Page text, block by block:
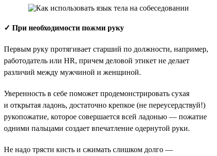
✓ При необходимости пожми руку
Первым руку протягивает старший по должности, например,
работодатель или HR, причем деловой этикет не делает
различий между мужчиной и женщиной.
Уверенность в себе поможет продемонстрировать сухая
и открытая ладонь, достаточно крепкое (не переусердствуй!)
рукопожатие, которое совершается всей ладонью — пожатие
одними пальцами создает впечатление одернутой руки.
Не надо трясти кисть и сжимать слишком долго —